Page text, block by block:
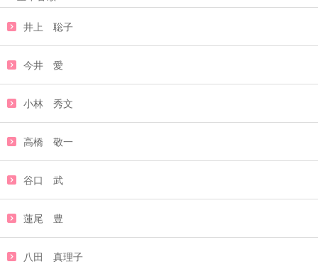
井上 聡子
今井 愛
小林 秀文
高橋 敬一
谷口 武
蓮尾 豊
八田 真理子